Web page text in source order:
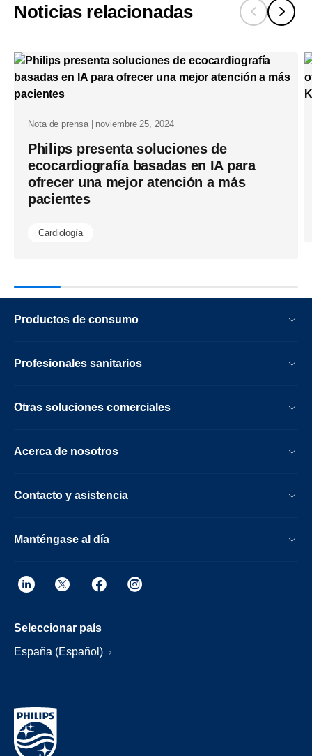
Noticias relacionadas
Nota de prensa | noviembre 25, 2024
Philips presenta soluciones de
ecocardiografía basadas en IA para
ofrecer una mejor atención a más
pacientes
Cardiología
Productos de consumo
Profesionales sanitarios
Otras soluciones comerciales
Acerca de nosotros
Contacto y asistencia
Manténgase al día
Seleccionar país
España (Español)